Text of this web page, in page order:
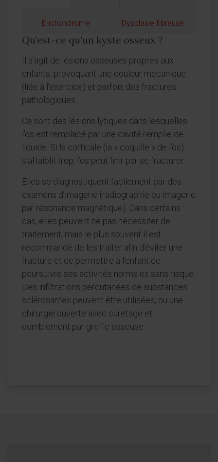
Enchondrome Dysplasie fibreuse
Qu’est-ce qu’un kyste osseux ?
Il s’agit de lésions osseuses propres aux
enfants, provoquant une douleur mécanique
(liée à l’exercice) et parfois des fractures
pathologiques.
Ce sont des lésions lytiques dans lesquelles
l’os est remplacé par une cavité remplie de
liquide. Si la corticale (la « coquille » de l’os)
s’affaiblit trop, l’os peut finir par se fracturer.
Elles se diagnostiquent facilement par des
examens d’imagerie (radiographie ou imagerie
par résonance magnétique). Dans certains
cas, elles peuvent ne pas nécessiter de
traitement, mais le plus souvent il est
recommandé de les traiter afin d’éviter une
fracture et de permettre à l’enfant de
poursuivre ses activités normales sans risque.
Des infiltrations percutanées de substances
sclérosantes peuvent être utilisées, ou une
chirurgie ouverte avec curetage et
comblement par greffe osseuse.